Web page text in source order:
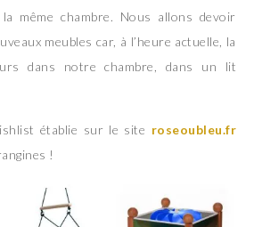
même chambre. Nous allons devoir
meubles car, à l’heure actuelle, la
dans notre chambre, dans un lit
établie sur le site roseoubleu.fr
!